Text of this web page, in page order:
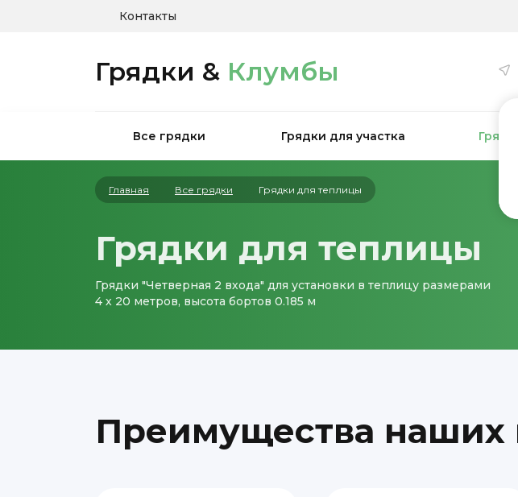
Контакты
Грядки & Клумбы
Все грядки Грядки для участка
Главная Все грядки Грядки для теплицы
Грядки для теплицы
Грядки "Четверная 2 входа" для установки в теплицу размерами
4 х 20 метров, высота бортов 0.185 м
Преимущества наших